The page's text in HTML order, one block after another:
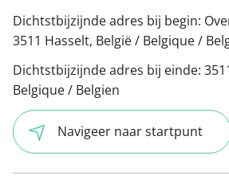
Dichtstbijzijnde adres bij begin:
3511 Hasselt, België / Belgique /
Dichtstbijzijnde adres bij einde:
Belgique / Belgien
Navigeer naar startpunt